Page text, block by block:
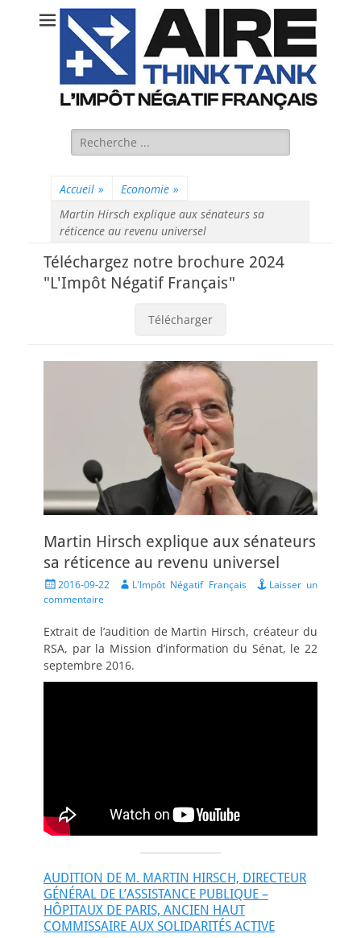
Rechercher :
Accueil » Economie »
Martin Hirsch explique aux sénateurs sa
réticence au revenu universel
Téléchargez notre brochure 2024
"L'Impôt Négatif Français"
Télécharger
Martin Hirsch explique aux sénateurs
sa réticence au revenu universel
Posted
on
2016-09-22 AuthorL'Impôt Négatif Français
Laisser un
commentaire
Extrait de l’audition de Martin Hirsch, créateur du
RSA, par la Mission d’information du Sénat, le 22
septembre 2016.
AUDITION DE M. MARTIN HIRSCH, DIRECTEUR
GÉNÉRAL DE L’ASSISTANCE PUBLIQUE –
HÔPITAUX DE PARIS, ANCIEN HAUT
COMMISSAIRE AUX SOLIDARITÉS ACTIVE